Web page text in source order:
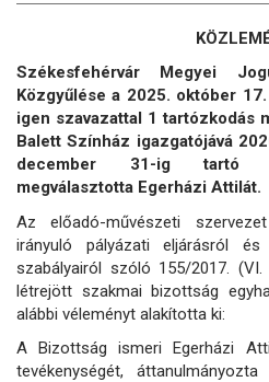
Székesfehérvár Megyei
Közgyűlése a 2025. október
igen szavazattal 1 tartózkodás
Balett Színház igazgatójává
december 31-ig tartó
megválasztotta Egerházi Attilát.
Az előadó-művészeti
irányuló pályázati eljárásról
szabályairól szóló 155/2017.
létrejött szakmai bizottság
alábbi véleményt alakította ki:
A Bizottság ismeri Egerházi
tevékenységét,